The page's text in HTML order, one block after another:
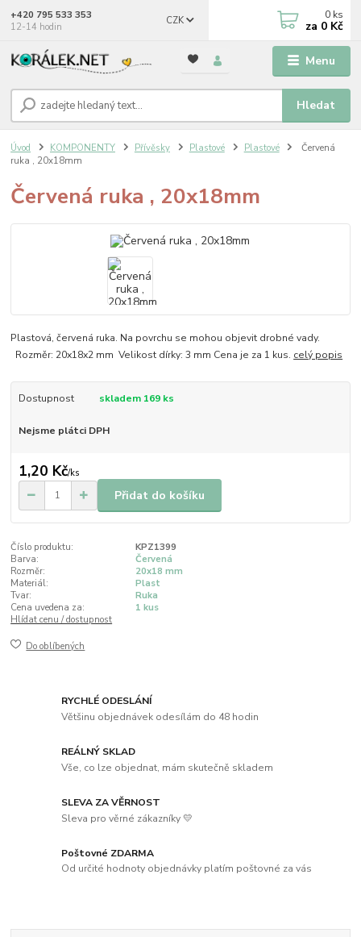
Menu
CZK
Hledat
+420 795 533 353
12-14 hodin
0 ks
za 0 Kč
Úvod KOMPONENTY Přívěsky Plastové Plastové
Červená
ruka , 20x18mm
Červená ruka , 20x18mm
Plastová, červená ruka. Na povrchu se mohou objevit drobné vady.
Rozměr: 20x18x2 mm Velikost dírky: 3 mm Cena je za 1 kus. celý popis
Dostupnost skladem 169 ks
Nejsme plátci DPH
1,20 Kč/ks
Přidat do košíku
Číslo produktu:
KPZ1399
Barva:
Červená
Rozměr:
20x18 mm
Materiál:
Plast
Tvar:
Ruka
Cena uvedena za:
1 kus
Hlídat cenu / dostupnost
Do oblíbených
RYCHLÉ ODESLÁNÍ
Většinu objednávek odesílám do 48 hodin
REÁLNÝ SKLAD
Vše, co lze objednat, mám skutečně skladem
SLEVA ZA VĚRNOST
Sleva pro věrné zákazníky 💛
Poštovné ZDARMA
Od určité hodnoty objednávky platím poštovné za vás